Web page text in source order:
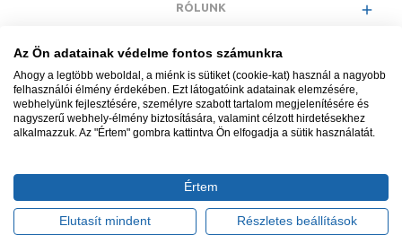
RÓLUNK
EGYÉB INFORMÁCIÓK
VÁSÁRLÓI INFORMÁCIÓK
Minden jog fenntartva. © Adatkezelés nyilvántartási száma NAIH-
Az Ön adatainak védelme fontos számunkra
Ahogy a legtöbb weboldal, a miénk is sütiket (cookie-kat) használ a nagyobb
felhasználói élmény érdekében. Ezt látogatóink adatainak elemzésére,
webhelyünk fejlesztésére, személyre szabott tartalom megjelenítésére és
nagyszerű webhely-élmény biztosítására, valamint célzott hirdetésekhez
alkalmazzuk. Az "Értem" gombra kattintva Ön elfogadja a sütik használatát.
Értem
Elutasít mindent Részletes beállítások